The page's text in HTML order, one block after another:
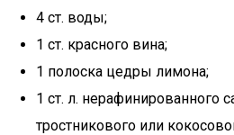
4 ст. воды;
1 ст. красного вина;
1 полоска цедры лимона;
1 ст. л. нерафинированного
тростникового или